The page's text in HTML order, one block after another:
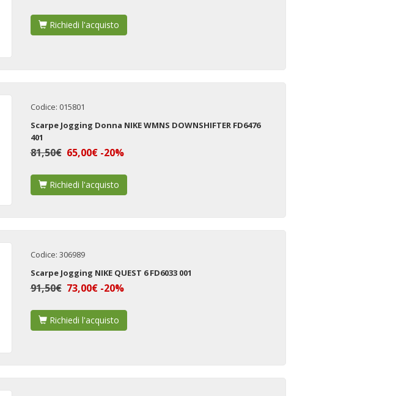
Richiedi l'acquisto
Codice: 015801
Scarpe Jogging Donna NIKE WMNS DOWNSHIFTER FD6476
401
81,50€ 65,00€ -20%
Richiedi l'acquisto
Codice: 306989
Scarpe Jogging NIKE QUEST 6 FD6033 001
91,50€ 73,00€ -20%
Richiedi l'acquisto